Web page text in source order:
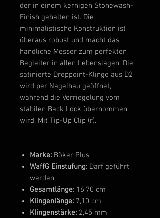
der in einem kernigen Stonewash-
Finish gehalten ist. Die
minimalistische Konstruktion ist
überaus robust und macht das
handliche Messer zum perfekten
Begleiter in allen Lebenslagen. Die
satinierte Droppoint-Klinge aus D2
wird per Nagelhau geöffnet,
während die Verriegelung vom
stabilen Back Lock übernommen
wird. Mit Tip-Up Clip (r).
Marke: Böker Plus
WaffG Einstufung: Darf geführt
werden
Gesamtlänge: 16,70 cm
Klingenlänge: 7,10 cm
Klingenstärke: 2,45 mm